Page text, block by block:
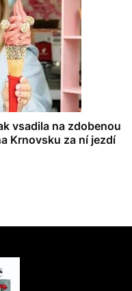
vsadila na zdobenou
Krnovsku za ní jezdí